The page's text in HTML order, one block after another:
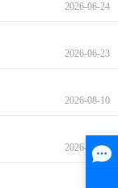
2026-06-24
2026-06-23
2026-08-10
2026-08-10